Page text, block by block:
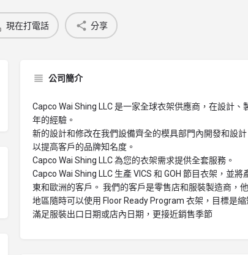
現在打電話 分享
公司簡介
Capco Wai Shing LLC 是一家全球衣架供應商，在設計、
年的經驗。
新的設計和修改在我們設備齊全的模具部門內開發和設
以提高客戶的品牌知名度。
Capco Wai Shing LLC 為您的衣架需求提供全套服務。
Capco Wai Shing LLC 生產 VICS 和 GOH 節目衣架，並
東和歐洲的客戶。 我們的客戶是零售店和服裝製造商，
地區隨時可以使用 Floor Ready Program 衣架，目標是
滿足服裝出口日期或店內日期，更接近銷售季節